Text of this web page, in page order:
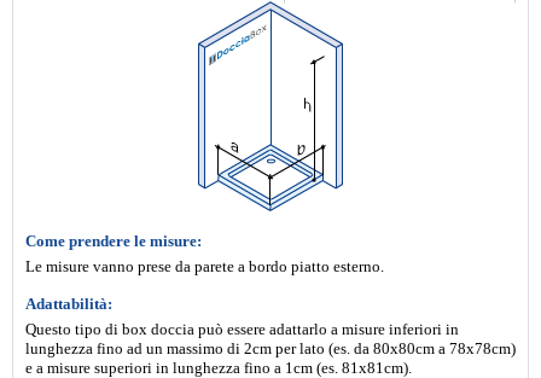
Come prendere le misure:
Le misure vanno prese da parete a bordo piatto esterno.
Adattabilità:
Questo tipo di box doccia può essere adattarlo a misure inferiori in
lunghezza fino ad un massimo di 2cm per lato (es. da 80x80cm a 78x78cm)
e a misure superiori in lunghezza fino a 1cm (es. 81x81cm).